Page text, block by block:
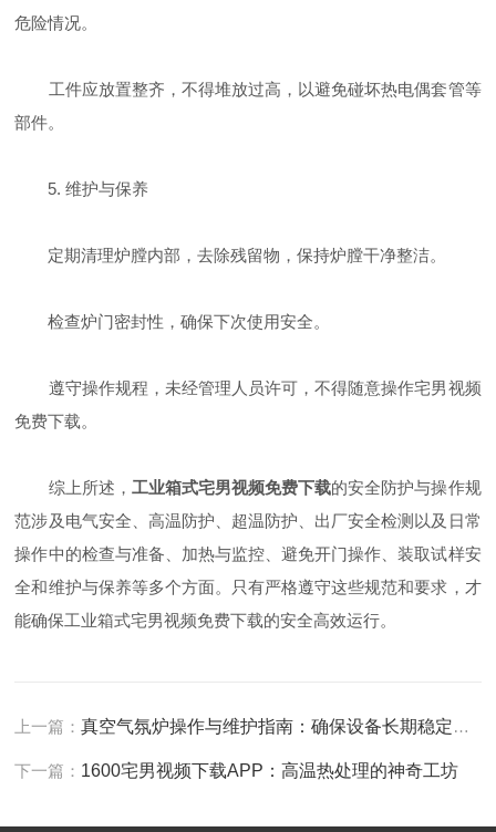
危险情况。
工件应放置整齐，不得堆放过高，以避免碰坏热电偶套管等
部件。
5. 维护与保养
定期清理炉膛内部，去除残留物，保持炉膛干净整洁。
检查炉门密封性，确保下次使用安全。
遵守操作规程，未经管理人员许可，不得随意操作宅男视频
免费下载。
综上所述， 工业箱式宅男视频免费下载的安全防护与操作规
范涉及电气安全、高温防护、超温防护、出厂安全检测以及日常
操作中的检查与准备、加热与监控、避免开门操作、装取试样安
全和维护与保养等多个方面。只有严格遵守这些规范和要求，才
能确保工业箱式宅男视频免费下载的安全高效运行。
上一篇：真空气氛炉操作与维护指南：确保设备长期稳定运行
下一篇： 1600宅男视频下载APP：高温热处理的神奇工坊